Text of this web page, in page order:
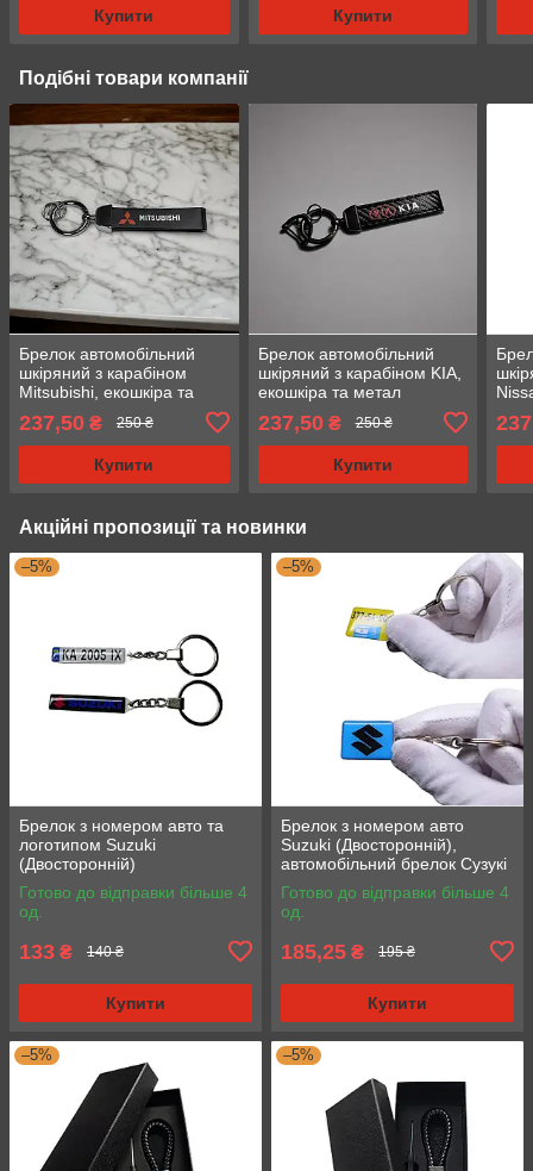
Купити Купити
Подібні товари компанії
Брелок автомобільний
шкіряний з карабіном
Mitsubishi, екошкіра та
237,50 ₴ 250 ₴
Купити
Брелок автомобільний
шкіряний з карабіном KIA,
екошкіра та метал
237,50₴ 250 ₴
Купити
Акційні пропозиції та новинки
–5%
Брелок з номером авто та
логотипом Suzuki
(Двосторонній)
Готово до відправки більше 4
од.
133 ₴ 140 ₴
Купити
–5%
Брелок з номером авто
Suzuki (Двосторонній),
автомобільний брелок Сузукі
Готово до відправки більше 4
од.
185,25 ₴ 195 ₴
Купити
–5% –5%